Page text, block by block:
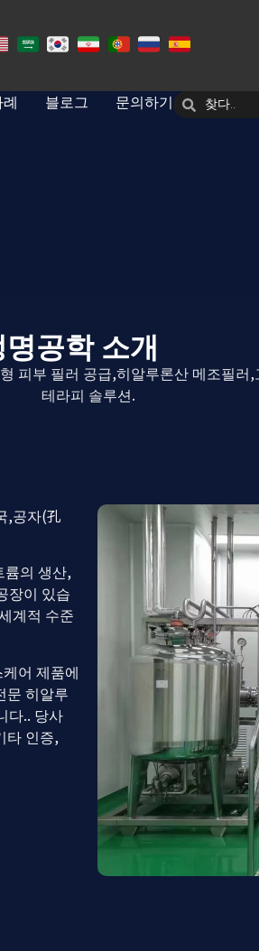
블로그 문의하기
공학 소개
피부 필러 공급,히알루론산 메조필러
테라피 솔루션.
,공자(孔
륨의 생산,
장이 있습
계적 수준
어 제품에
문 히알루
다.. 당사
타 인증,